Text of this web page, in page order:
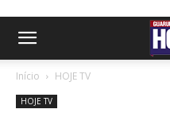
Início HOJE TV
HOJE TV